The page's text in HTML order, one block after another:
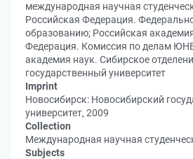
международная научная
Российская Федерация.
образованию; Российская
Федерация. Комиссия по делам
академия наук. Сибирское
государственный университет
Imprint
Новосибирск: Новосибирский
университет, 2009
Collection
Международная научная
Subjects